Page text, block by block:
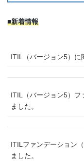
■新着情報
ITIL（バージョン5）に
ITIL（バージョン5）フ
ました。
ITILファンデーション
ました。